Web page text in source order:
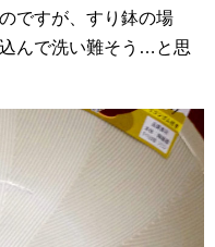
ですが、すり鉢の場
んで洗い難そう…と思